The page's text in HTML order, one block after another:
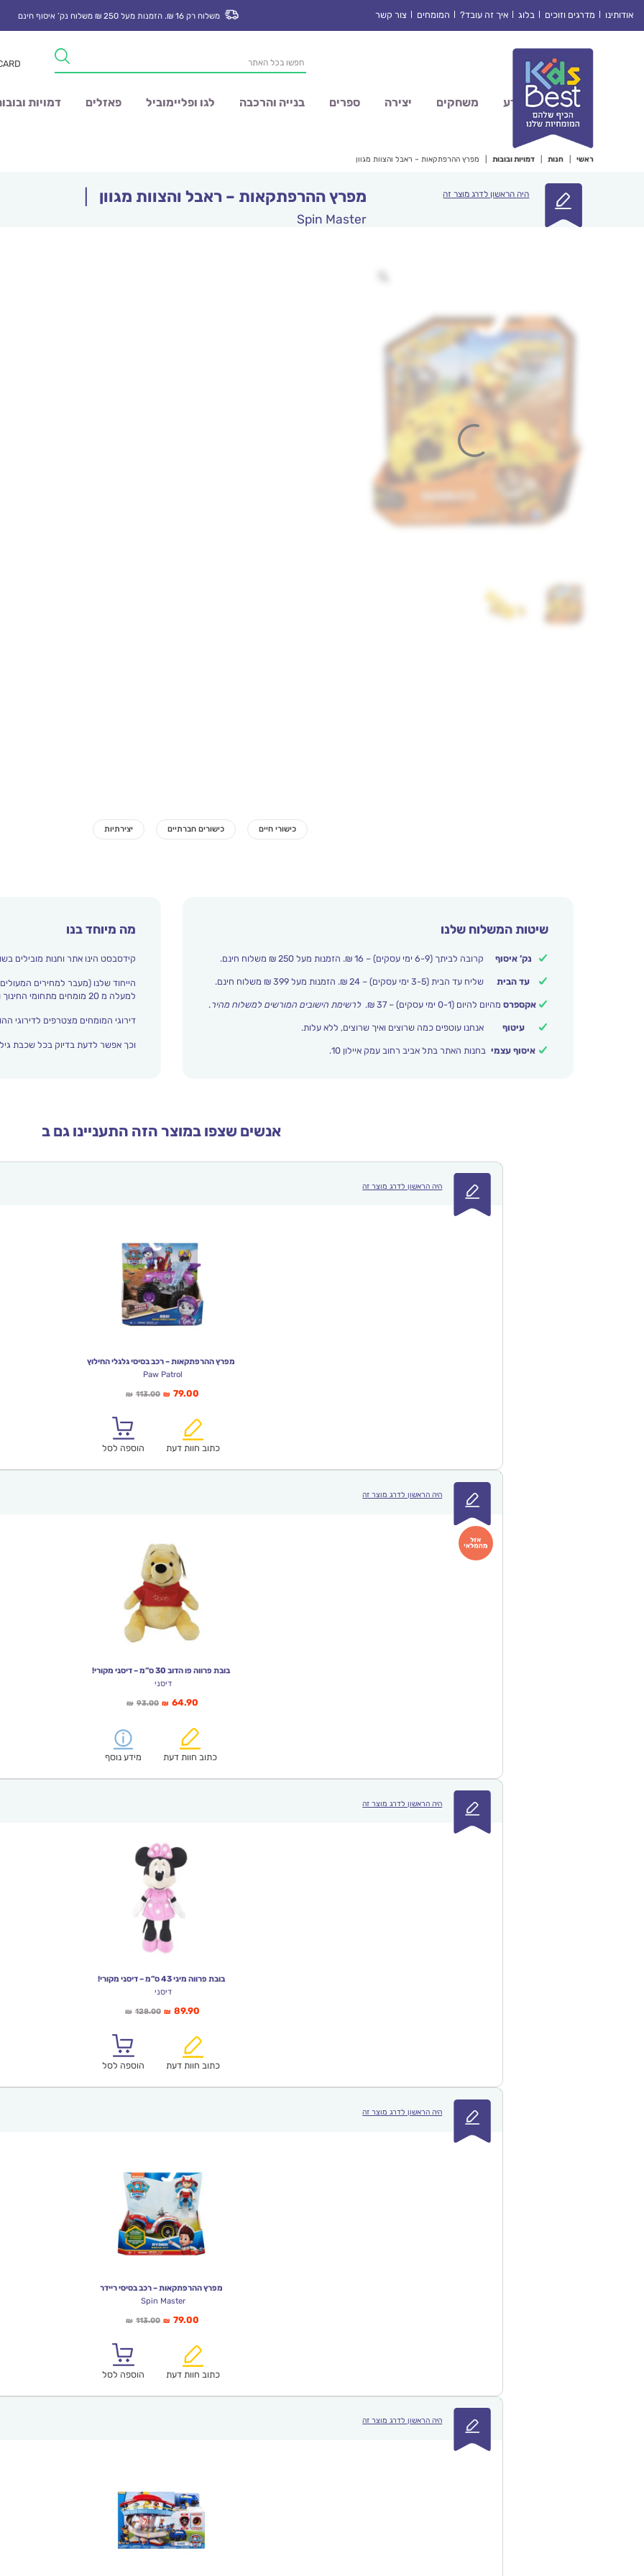
אודותינו מדרגים וזוכים בלוג איך זה עובד? המומחים צור קשר משלוח רק 16 ₪. הזמנות מעל 250 ₪ משלוח נק’ איסוף חינם
Products
search
מדע משחקים יצירה ספרים בנייה והרכבה לגו ופליימוביל פאזלים דמויות
ראשי חנות דמויות ובובות מפרץ ההרפתקאות – ראבל והצוות מגוון
היה הראשון לדרג מוצר זה מפרץ ההרפתקאות – ראבל והצוות מגוון
Spin Master
שיטות המשלוח שלנו
נק’ איסוף קרובה לביתך (6-9 ימי עסקים) – 16 ₪. הזמנות מעל 250 ₪ משלוח חינם.
עד הבית שליח עד הבית (3-5 ימי עסקים) – 24 ₪. הזמנות מעל 399 ₪ משלוח חינם.
אקספרס מהיום להיום (0-1 ימי עסקים) – 37 ₪. לרשימת הישובים המורשים למשלוח מהיר.
עיטוף אנחנו עוטפים כמה שרוצים ואיך שרוצים, ללא עלות.
איסוף עצמי בחנות האתר בתל אביב רחוב עמק איילון 10.
מה מיוחד בנו
קידסבסט הינו אתר וחנות מובילים
הייחוד שלנו (מעבר למחירים
למעלה מ 20 מומחים מתחומי החינוך והתפתחות הילד מדרגים אצלנו כל הזמן את עולם הילדים.
דירוגי המומחים מצטרפים לדירוגי
וכך אפשר לדעת בדיוק בכל שכבת
אנשים שצפו במוצר הזה התעניינו גם ב
היה הראשון לדרג מוצר זה
מפרץ ההרפתקאות – רכב בסיסי גלגלי החילוץ
Paw Patrol
₪ 113.00המחיר
₪113.00.
₪ 79.00
הוא:
כתוב חוות דעת
הוספה לסל
היה הראשון לדרג מוצר זה
בובת פרווה פו הדוב 30 ס”מ – דיסני מקורי!
דיסני
₪ 93.00המחיר
₪93.00.
₪ 64.90
כתוב חוות דעת
מידע נוסף
היה הראשון לדרג מוצר זה
בובת פרווה מיני 43 ס”מ – דיסני מקורי!
דיסני
₪ 128.00המחיר
₪ 89.90
הוא:
כתוב חוות דעת
הוספה לסל
היה הראשון לדרג מוצר זה
מפרץ ההרפתקאות – רכב בסיסי ריידר
Spin Master
₪ 113.00המחיר
₪113.00.
₪ 79.00
הוא:
כתוב חוות דעת
הוספה לסל
היה הראשון לדרג מוצר זה